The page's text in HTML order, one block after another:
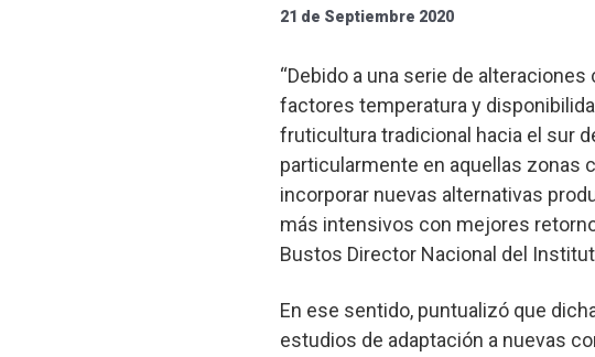
21 de Septiembre 2020
“Debido a una serie de
factores temperatura y
fruticultura tradicional hacia el sur
particularmente en aquellas zonas
incorporar nuevas alternativas
más intensivos con mejores
Bustos Director Nacional del
En ese sentido, puntualizó que
estudios de adaptación a nuevas